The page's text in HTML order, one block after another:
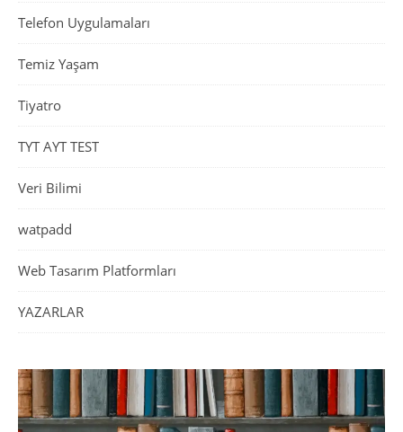
Telefon Uygulamaları
Temiz Yaşam
Tiyatro
TYT AYT TEST
Veri Bilimi
watpadd
Web Tasarım Platformları
YAZARLAR